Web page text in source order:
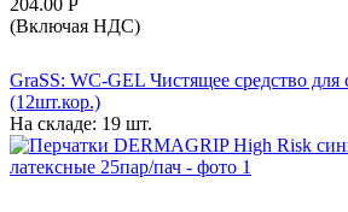
(Включая НДС)
GraSS: WC-GEL Чистящее средство для
(12шт.кор.)
На складе: 19 шт.